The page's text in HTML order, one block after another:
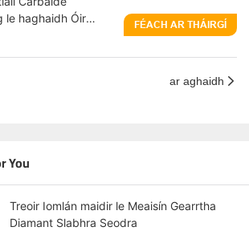
le haghaidh Óir
FÉACH AR THÁIRGÍ
ar aghaidh
You
Treoir Iomlán maidir le Meaisín Gearrtha
Diamant Slabhra Seodra